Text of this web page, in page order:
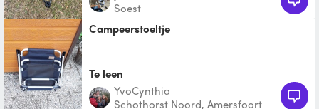
Soest
Campeerstoeltje
Te leen
YvoCynthia
Schothorst Noord, Amersfoort